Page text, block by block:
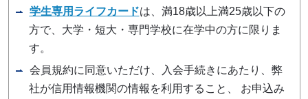
学生専用ライフカードは、満18歳以上満25歳以下の
方で、大学・短大・専門学校に在学中の方に限りま
す。
会員規約に同意いただけ、入会手続きにあたり、弊
社が信用情報機関の情報を利用すること、 お申込み